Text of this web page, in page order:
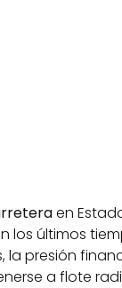
en
últimos
la presión
a flote